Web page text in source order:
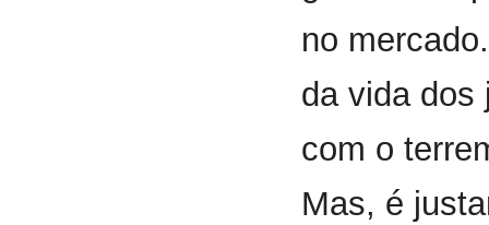
no
da vida dos
com o
Mas, é